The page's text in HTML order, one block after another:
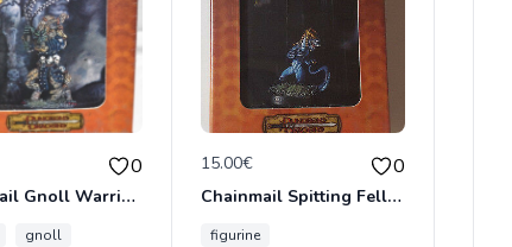
0
Chainmail Gnoll Warrior Dungeons & Dragons
gnoll
15.00€ 0
Chainmail Spitting Felldrake
figurine